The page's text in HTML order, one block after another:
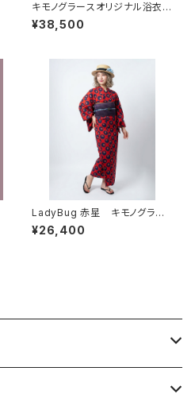
キモノグラースオリジナル浴衣
単衣着物 La richesse ライラ
ック ポリエステル（涼美人）
¥38,500
LadyBug 赤星 キモノグラー
ス×ローブジャポニカコラボ浴
衣 レディース 綿100％
¥26,400